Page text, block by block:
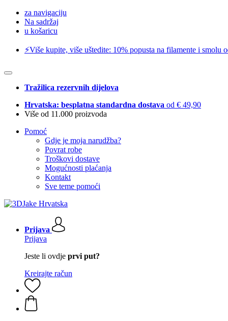
za navigaciju
Na sadržaj
u košaricu
⚡️Više kupite, više uštedite: 10% popusta na filamente i smolu
Tražilica rezervnih dijelova
Hrvatska: besplatna standardna dostava od € 49,90
Više od 11.000 proizvoda
Pomoć
Gdje je moja narudžba?
Povrat robe
Troškovi dostave
Mogućnosti plaćanja
Kontakt
Sve teme pomoći
Prijava
Prijava
Jeste li ovdje prvi put?
Kreirajte račun